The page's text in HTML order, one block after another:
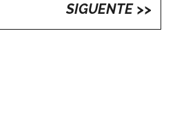
SIGUENTE >>